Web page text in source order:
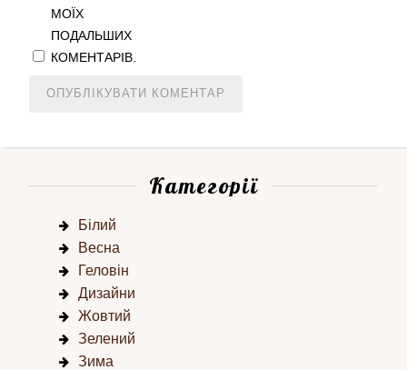
МОЇХ
ПОДАЛЬШИХ
КОМЕНТАРІВ.
Категорії
Білий
Весна
Геловін
Дизайни
Жовтий
Зелений
Зима